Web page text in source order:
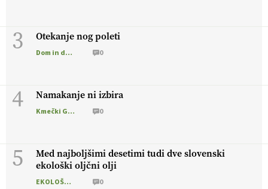
3 Otekanje nog poleti
Dom in družina 0
4 Namakanje ni izbira
Kmečki Glas 0
5
Med najboljšimi desetimi tudi dve slovenski
ekološki oljčni olji
EKOLOŠKO LOGIČNO 0